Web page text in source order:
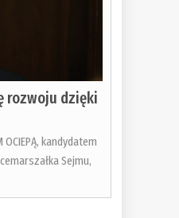
rozwoju dzięki
OCIEPĄ, kandydatem
Sejmu,